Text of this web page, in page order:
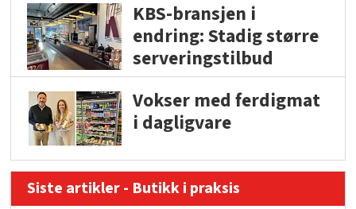
KBS-bransjen i
endring: Stadig større
serveringstilbud
Vokser med ferdigmat
i dagligvare
Siste artikler - Butikk i praksis